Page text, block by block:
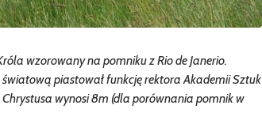
wzorowany na pomniku z Rio de Janerio.
piastował funkcję rektora Akademii Sztuk
Chrystusa wynosi 8m (dla porównania pomnik w